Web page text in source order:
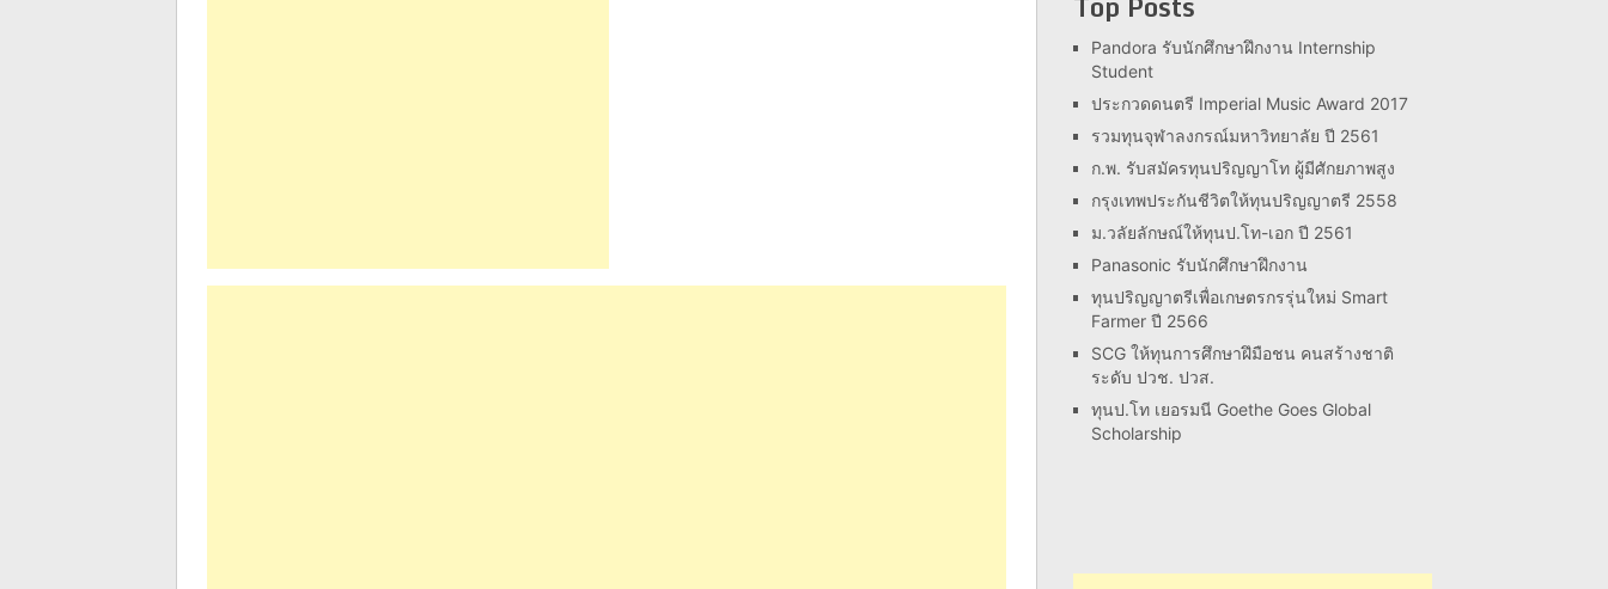
Pandora รับนักศึกษาฝึกงาน Internship
Student
ประกวดดนตรี Imperial Music Award 2017
รวมทุนจุฬาลงกรณ์มหาวิทยาลัย ปี 2561
ก.พ. รับสมัครทุนปริญญาโท ผู้มีศักยภาพสูง
กรุงเทพประกันชีวิตให้ทุนปริญญาตรี 2558
ม.วลัยลักษณ์ให้ทุนป.โท-เอก ปี 2561
Panasonic รับนักศึกษาฝึกงาน
ทุนปริญญาตรีเพื่อเกษตรกรรุ่นใหม่ Smart
Farmer ปี 2566
SCG ให้ทุนการศึกษาฝึมือชน คนสร้างชาติ
ระดับ ปวช. ปวส.
ทุนป.โท เยอรมนี Goethe Goes Global
Scholarship